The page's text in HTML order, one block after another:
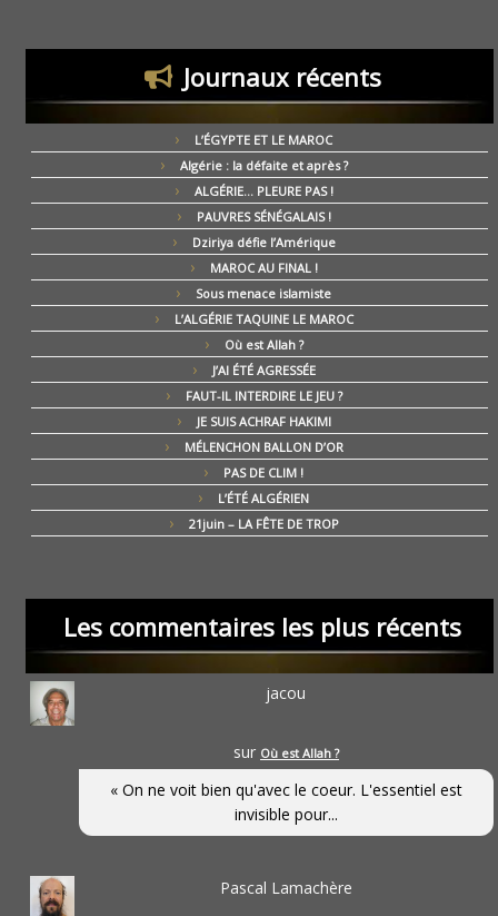
Journaux récents
L’ÉGYPTE ET LE MAROC
Algérie : la défaite et après ?
ALGÉRIE… PLEURE PAS !
PAUVRES SÉNÉGALAIS !
Dziriya défie l’Amérique
MAROC AU FINAL !
Sous menace islamiste
L’ALGÉRIE TAQUINE LE MAROC
Où est Allah ?
J’AI ÉTÉ AGRESSÉE
FAUT-IL INTERDIRE LE JEU ?
JE SUIS ACHRAF HAKIMI
MÉLENCHON BALLON D’OR
PAS DE CLIM !
L’ÉTÉ ALGÉRIEN
21juin – LA FÊTE DE TROP
Les commentaires les plus récents
jacou
sur Où est Allah ?
« On ne voit bien qu'avec le coeur. L'essentiel est
invisible pour...
Pascal Lamachère